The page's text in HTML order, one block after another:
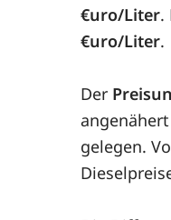
€uro/Liter.
€uro/Liter.
Der
gelegen.